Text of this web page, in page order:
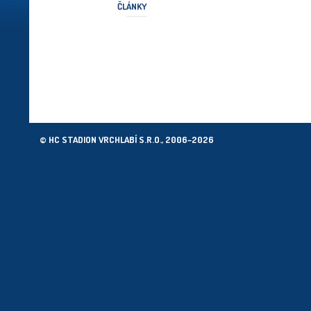
ČLÁNKY
© HC STADION VRCHLABÍ S.R.O., 2006–2026